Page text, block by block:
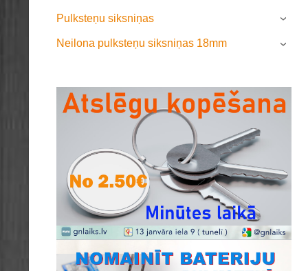
Pulksteņu siksniņas ›
Neilona pulksteņu siksniņas 18mm ›